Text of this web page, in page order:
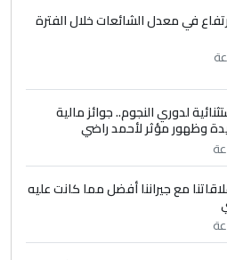
على صدام حسين سل
كامل)
5
علي ماما يسقط
للعراق ومن اصول عريقة
على صدام حسين سل
كامل)
في معدل الشائعات خلال الفترة
لدوري النجوم.. جوائز مالية
وظهور مؤثر لأحمد راضي
مع جيراننا أفضل مما كانت عليه